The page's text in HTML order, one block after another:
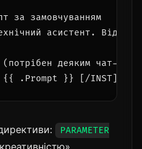
за замовчуванням
асистент.
деяким чат-
{{ .Prompt }} [/INST]"
PARAMETER